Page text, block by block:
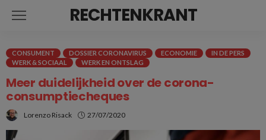
RECHTENKRANT
CONSUMENT DOSSIER CORONAVIRUS ECONOMIE
IN DE PERS
WERK & SOCIAAL
WERK EN ONTSLAG
Meer duidelijkheid over de corona-
consumptiecheques
Lorenzo Risack 27/07/2020